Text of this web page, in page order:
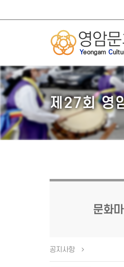
제27회 영
문화
공지사항